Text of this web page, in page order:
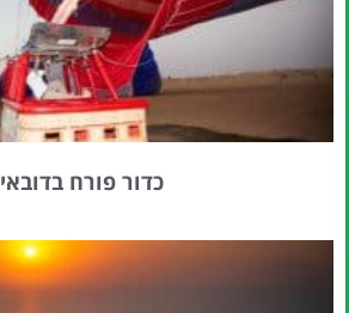
כדור פורח בדובאי